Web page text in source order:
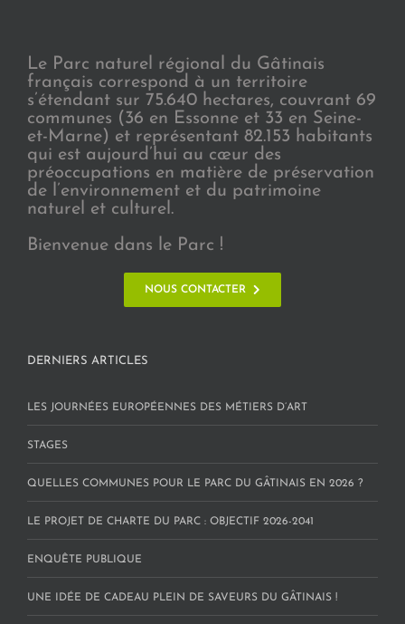
Le Parc naturel régional du Gâtinais
français correspond à un territoire
s’étendant sur 75.640 hectares, couvrant 69
communes (36 en Essonne et 33 en Seine-
et-Marne) et représentant 82.153 habitants
qui est aujourd’hui au cœur des
préoccupations en matière de préservation
de l’environnement et du patrimoine
naturel et culturel.
Bienvenue dans le Parc !
NOUS CONTACTER
DERNIERS ARTICLES
LES JOURNÉES EUROPÉENNES DES MÉTIERS D’ART
STAGES
QUELLES COMMUNES POUR LE PARC DU GÂTINAIS EN 2026 ?
LE PROJET DE CHARTE DU PARC : OBJECTIF 2026-2041
ENQUÊTE PUBLIQUE
UNE IDÉE DE CADEAU PLEIN DE SAVEURS DU GÂTINAIS !